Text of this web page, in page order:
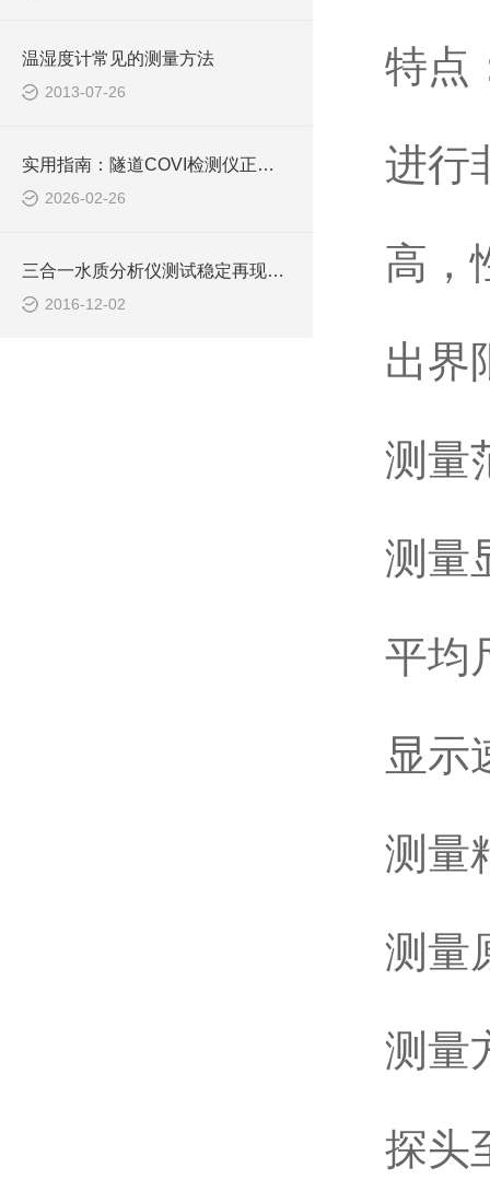
温湿度计常见的测量方法
2013-07-26
实用指南：隧道COVI检测仪正确使用方法大公开
2026-02-26
三合一水质分析仪测试稳定再现性良好
2016-12-02
特点
进行
高，
出界
测量
测量
平均
显示
测量
测量
测量
探头